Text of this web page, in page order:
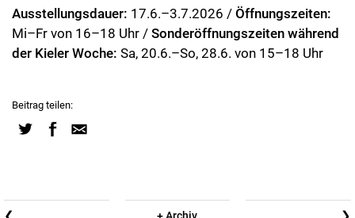
Ausstellungsdauer: 17.6.–3.7.2026 / Öffnungszeiten:
Mi–Fr von 16–18 Uhr / Sonderöffnungszeiten während
der Kieler Woche: Sa, 20.6.–So, 28.6. von 15–18 Uhr
Beitrag teilen: